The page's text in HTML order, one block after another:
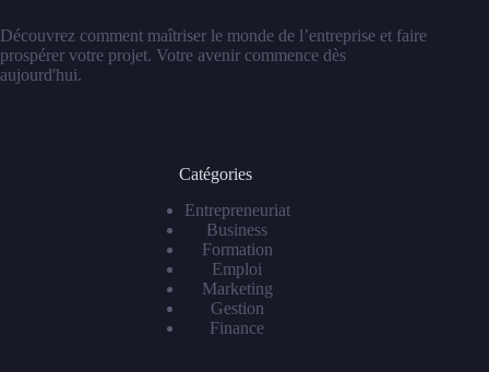
Découvrez comment maîtriser le monde de l’entreprise et faire
prospérer votre projet. Votre avenir commence dès
aujourd'hui.
Catégories
Entrepreneuriat
Business
Formation
Emploi
Marketing
Gestion
Finance